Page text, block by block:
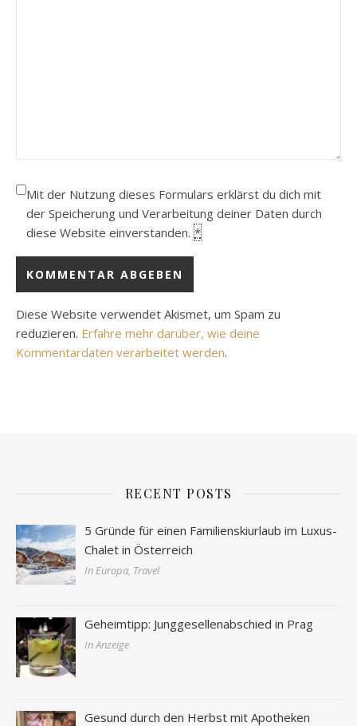
Mit der Nutzung dieses Formulars erklärst du dich mit
der Speicherung und Verarbeitung deiner Daten durch
diese Website einverstanden. *
Diese Website verwendet Akismet, um Spam zu
reduzieren. Erfahre mehr darüber, wie deine
Kommentardaten verarbeitet werden.
RECENT POSTS
5 Gründe für einen Familienskiurlaub im Luxus-
Chalet in Österreich
In Europa, Travel
Geheimtipp: Junggesellenabschied in Prag
In Anzeige
Gesund durch den Herbst mit Apotheken